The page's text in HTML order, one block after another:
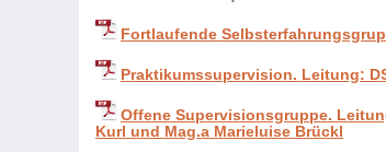
Fortlaufende
Praktikumssupervision. Leitung:
Offene Supervisionsgruppe.
Kurl und Mag.a Marieluise Brückl